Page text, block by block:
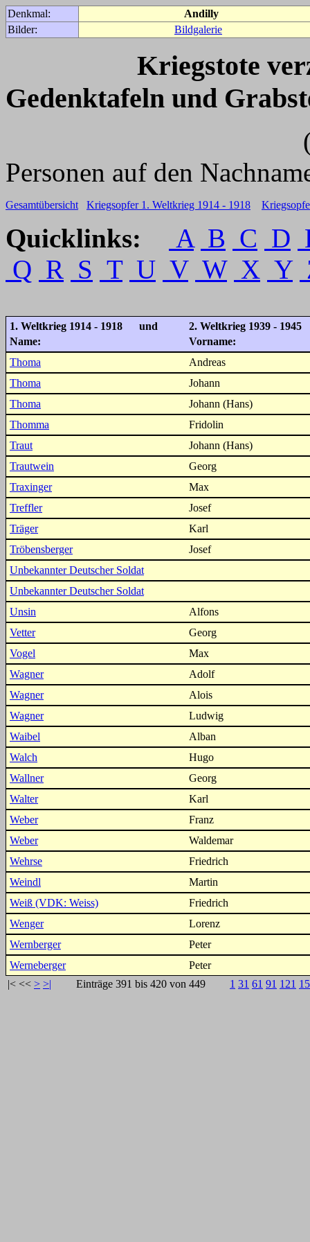
Denkmal:
Andilly
Bilder:
Bildgalerie
Kriegstote
Gedenktafeln und
(Für weitere
Personen auf den
Gesamtübersicht Kriegsopfer 1. Weltkrieg 1914 - 1918
Quicklinks: A B C D
Q R S T U V W X Y
1. Weltkrieg 1914 - 1918 und
2. Weltkrieg 1939 - 1945
Name:
Vorname:
Thoma
Andreas
Thoma
Johann
Thoma
Johann (Hans)
Thomma
Fridolin
Traut
Johann (Hans)
Trautwein
Georg
Traxinger
Max
Treffler
Josef
Träger
Karl
Tröbensberger
Josef
Unbekannter Deutscher Soldat
Unbekannter Deutscher Soldat
Unsin
Alfons
Vetter
Georg
Vogel
Max
Wagner
Adolf
Wagner
Alois
Wagner
Ludwig
Waibel
Alban
Walch
Hugo
Wallner
Georg
Walter
Karl
Weber
Franz
Weber
Waldemar
Wehrse
Friedrich
Weindl
Martin
Weiß (VDK: Weiss)
Friedrich
Wenger
Lorenz
Wernberger
Peter
Werneberger
Peter
|< << > >| Einträge 391 bis 420 von 449 1 31 61 91 121